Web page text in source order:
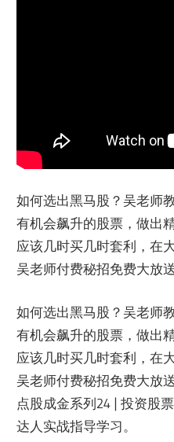
如何选出黑马股？吴老师
有机会飙升的股票，做出
应该几时买几时套利，在
吴老师付费秘招免费大放
如何选出黑马股？吴老师
有机会飙升的股票，做出
应该几时买几时套利，在
吴老师付费秘招免费大放
点股成金系列24 | 投资股
达人实战指导学习。